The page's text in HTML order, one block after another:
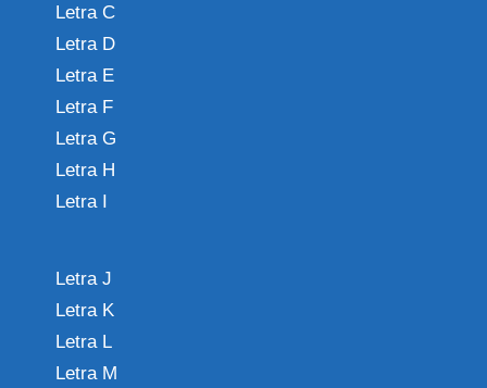
Letra C
Letra D
Letra E
Letra F
Letra G
Letra H
Letra I
Letra J
Letra K
Letra L
Letra M